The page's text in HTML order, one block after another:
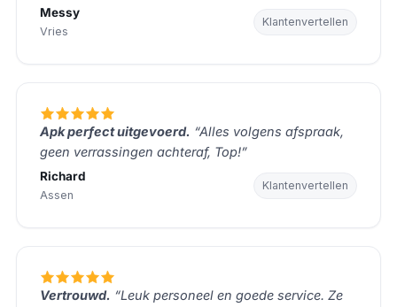
Messy
Vries
Klantenvertellen
Apk perfect uitgevoerd. “Alles volgens afspraak,
geen verrassingen achteraf, Top!”
Richard
Assen
Klantenvertellen
Vertrouwd. “Leuk personeel en goede service. Ze